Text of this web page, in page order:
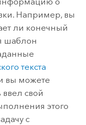
Например, вы
ли конечный
шаблон
текста
вы можете
ввел свой
этого
с